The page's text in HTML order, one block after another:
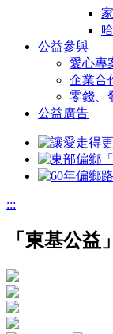
公益參與
愛心專
企業合
零錢、
公益廣告
:::
「東基公益